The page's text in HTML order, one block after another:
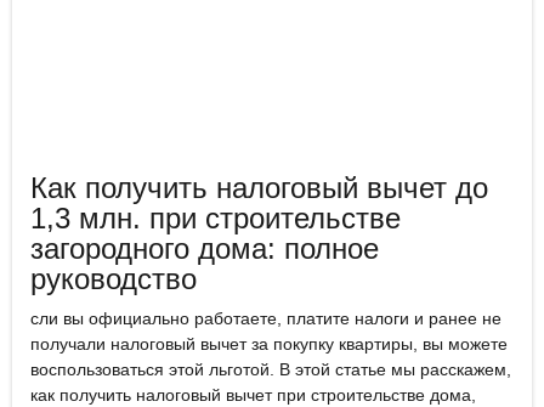
Как получить налоговый вычет до
1,3 млн. при строительстве
загородного дома: полное
руководство
сли вы официально работаете, платите налоги и ранее не
получали налоговый вычет за покупку квартиры, вы можете
воспользоваться этой льготой. В этой статье мы расскажем,
как получить налоговый вычет при строительстве дома,